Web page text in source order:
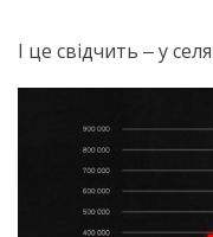
І це свідчить ‒ у